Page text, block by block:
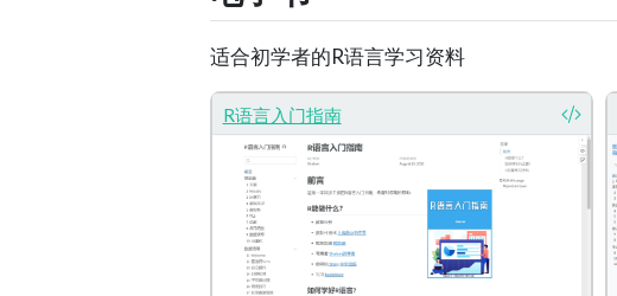
适合初学者的R语言学习资料
R语言入门指南